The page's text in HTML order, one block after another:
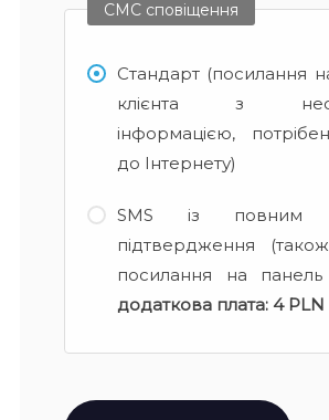
СМС сповіщення
Стандарт (посилання
клієнта з
інформацією,
до Інтернету)
SMS із повним
підтвердження
посилання на панель
додаткова плата: 4 PLN